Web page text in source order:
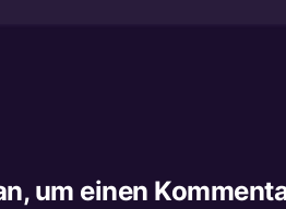
um einen